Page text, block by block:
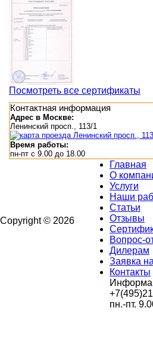
Посмотреть все сертификаты
Контактная информация
Адрес в Москве:
Ленинский просп., 113/1
Время работы:
пн-пт с 9.00 до 18.00
Copyright © 2026
Главная
О
Услуги
Наши
Статьи
Отзывы
Вопрос-
Дилерам
Заявка
Контакты
пн.-пт.